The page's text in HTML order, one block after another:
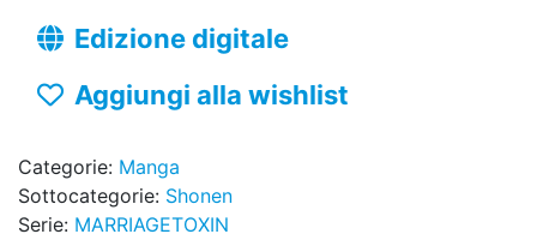
Edizione digitale
Aggiungi alla wishlist
Categorie: Manga
Sottocategorie: Shonen
Serie: MARRIAGETOXIN